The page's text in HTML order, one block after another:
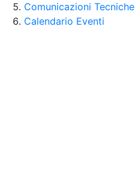
Comunicazioni Tecniche
Calendario Eventi